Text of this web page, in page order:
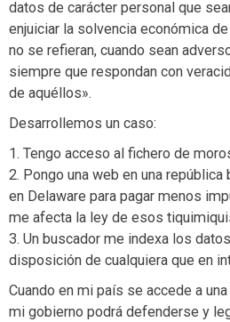
datos de carácter personal que
enjuiciar la solvencia económica
no se refieran, cuando sean
siempre que respondan con
de aquéllos».
Desarrollemos un caso:
1. Tengo acceso al fichero de
2. Pongo una web en una república
en Delaware para pagar menos
me afecta la ley de esos
3. Un buscador me indexa los
disposición de cualquiera que en
Cuando en mi país se accede a
mi gobierno podrá defenderse y